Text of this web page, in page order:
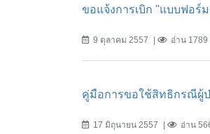
ขอแจ้งการเบิก "แบบฟอร์
9 ตุลาคม 2557 อ่าน 1789
คู่มือการขอใช้สิทธิกรณีผู้
17 มิถุนายน 2557 อ่าน